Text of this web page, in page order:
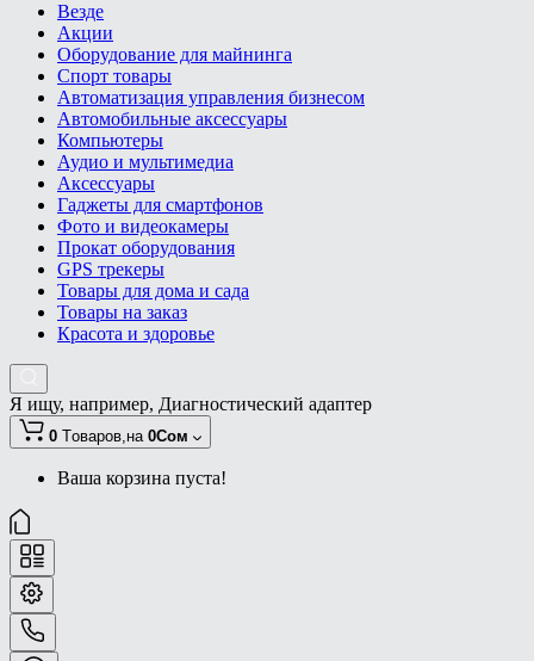
Везде
Акции
Оборудование для майнинга
Спорт товары
Автоматизация управления бизнесом
Автомобильные аксессуары
Компьютеры
Аудио и мультимедиа
Аксессуары
Гаджеты для смартфонов
Фото и видеокамеры
Прокат оборудования
GPS трекеры
Товары для дома и сада
Товары на заказ
Красота и здоровье
Я ищу, например, Диагностический адаптер
0 Tоваров,на 0Сом
Ваша корзина пуста!